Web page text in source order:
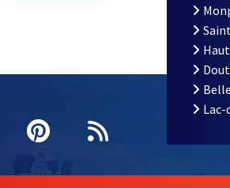
fenêtrefenêtre
nouvelle fenêtre
une nouvelle
Pinterest
, Ouvre une
Flux RSS
Lac-